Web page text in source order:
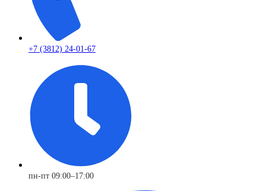
+7 (3812) 24-01-67
пн-пт 09:00–17:00